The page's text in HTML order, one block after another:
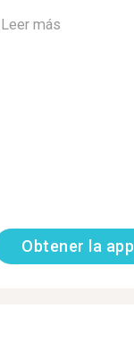
Leer más
Obtener la app